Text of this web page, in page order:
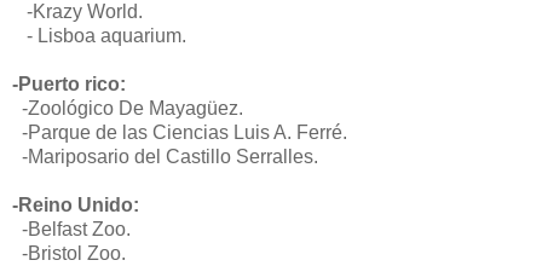
-Krazy World.
- Lisboa aquarium.
-Puerto rico:
-Zoológico De Mayagüez.
-Parque de las Ciencias Luis A. Ferré.
-Mariposario del Castillo Serralles.
-Reino Unido:
-Belfast Zoo.
-Bristol Zoo.